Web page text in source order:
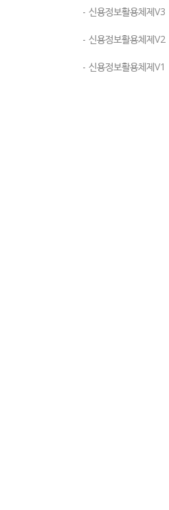
- 신용정보활용체제V3
- 신용정보활용체제V2
- 신용정보활용체제V1